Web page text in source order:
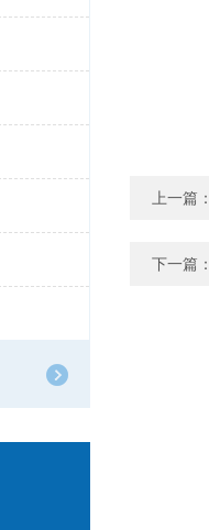
上一篇
下一篇